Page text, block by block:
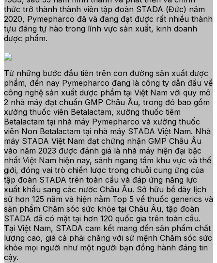
thức trở thành thành viên tập đoàn STADA (Đức) năm
2020, Pymepharco đã và đang đạt được rất nhiều thành
tựu đáng tự hào trong lĩnh vực sản xuất, kinh doanh
dược phẩm.
Từ những bước đầu tiên trên con đường sản xuất dược
phẩm, đến nay Pymepharco đang là công ty dẫn đầu về
công nghệ sản xuất dược phẩm tại Việt Nam với quy mô
2 nhà máy đạt chuẩn GMP Châu Âu, trong đó bao gồm
xưởng thuốc viên Betalactam, xưởng thuốc tiêm
Betalactam tại nhà máy Pymepharco và xưởng thuốc
viên Non Betalactam tại nhà máy STADA Việt Nam. Nhà
máy STADA Việt Nam đạt chứng nhận GMP Châu Âu
vào năm 2023 được đánh giá là nhà máy hiện đại bậc
nhất Việt Nam hiện nay, sánh ngang tầm khu vực và thế
giới, đóng vai trò chiến lược trong chuỗi cung ứng của
tập đoàn STADA trên toàn cầu và đáp ứng năng lực
xuất khẩu sang các nước Châu Âu. Sở hữu bề dày lịch
sử hơn 125 năm và hiện nằm Top 5 về thuốc generics và
sản phẩm Chăm sóc sức khỏe tại Châu Âu, tập đoàn
STADA đã có mặt tại hơn 120 quốc gia trên toàn cầu.
Tại Việt Nam, STADA cam kết mang đến sản phẩm chất
lượng cao, giá cả phải chăng với sứ mệnh Chăm sóc sức
khỏe mọi người như một người bạn đồng hành đáng tin
cậy.